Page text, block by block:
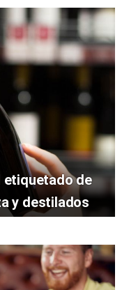
etiquetado de
y destilados